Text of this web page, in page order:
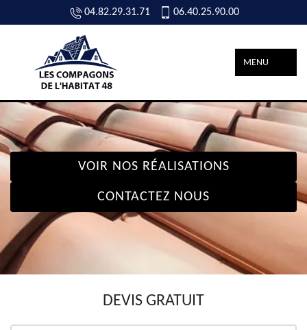
04.82.29.31.71 06.40.25.90.00
MENU
VOIR NOS RÉALISATIONS
CONTACTEZ NOUS
DEVIS GRATUIT